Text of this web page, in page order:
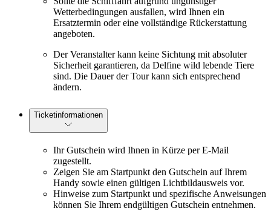
Wetterbedingungen ausfallen, wird Ihnen ein
Ersatztermin oder eine vollständige Rückerstattung
angeboten.
Der Veranstalter kann keine Sichtung mit absoluter
Sicherheit garantieren, da Delfine wild lebende Tiere
sind. Die Dauer der Tour kann sich entsprechend
ändern.
Ticketinformationen
Ihr Gutschein wird Ihnen in Kürze per E-Mail
zugestellt.
Zeigen Sie am Startpunkt den Gutschein auf Ihrem
Handy sowie einen gültigen Lichtbildausweis vor.
Hinweise zum Startpunkt und spezifische Anweisungen
können Sie Ihrem endgültigen Gutschein entnehmen.